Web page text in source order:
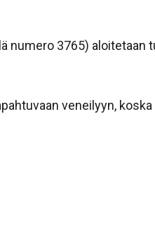
numero 3765)
veneilyyn, koska